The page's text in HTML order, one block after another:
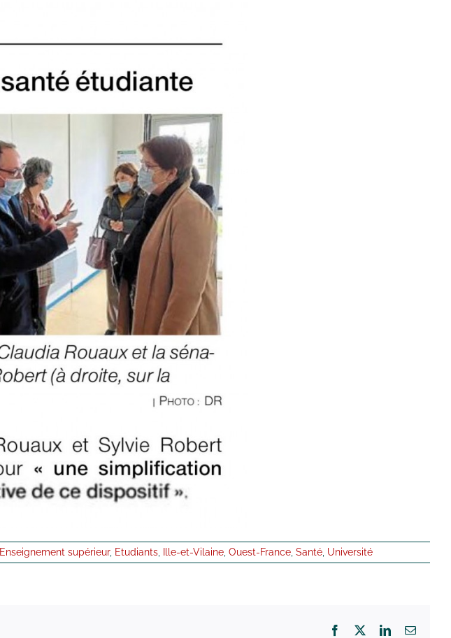
Enseignement supérieur, Etudiants, Ille-et-Vilaine, Ouest-France, Santé, Université
Facebook LinkedInEmail